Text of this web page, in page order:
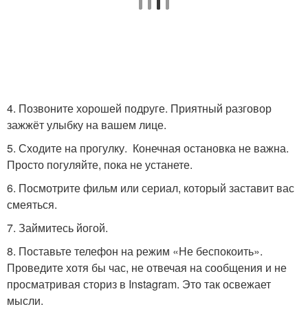
4. Позвоните хорошей подруге. Приятный разговор
зажжёт улыбку на вашем лице.
5. Сходите на прогулку. Конечная остановка не важна.
Просто погуляйте, пока не устанете.
6. Посмотрите фильм или сериал, который заставит вас
смеяться.
7. Займитесь йогой.
8. Поставьте телефон на режим «Не беспокоить».
Проведите хотя бы час, не отвечая на сообщения и не
просматривая сториз в Instagram. Это так освежает
мысли.